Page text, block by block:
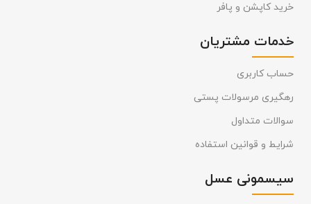
خرید کاپشن و پافر
خدمات مشتریان
حساب کاربری
رهگیری مرسولات پستی
سوالات متداول
شرایط و قوانین استفاده
سیسمونی عسل